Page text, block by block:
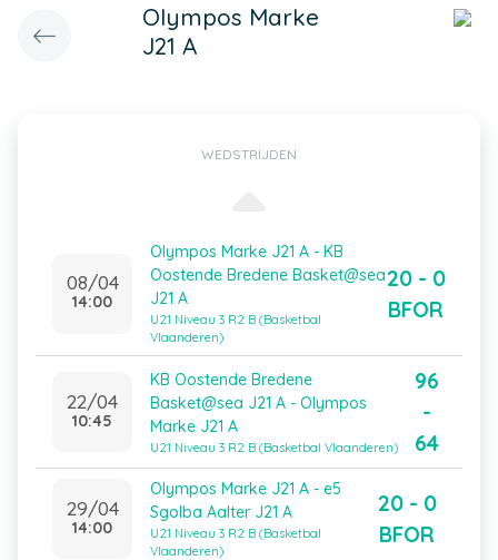
Olympos Marke
J21 A
WEDSTRIJDEN
08/04
14:00
Olympos Marke J21 A - KB
Oostende Bredene Basket@sea
J21 A
U21 Niveau 3 R2 B (Basketbal
Vlaanderen)
20 - 0
BFOR
22/04
10:45
KB Oostende Bredene
Basket@sea J21 A - Olympos
Marke J21 A
U21 Niveau 3 R2 B (Basketbal Vlaanderen)
96
-
64
29/04
14:00
Olympos Marke J21 A - e5
Sgolba Aalter J21 A
U21 Niveau 3 R2 B (Basketbal
Vlaanderen)
20 - 0
BFOR